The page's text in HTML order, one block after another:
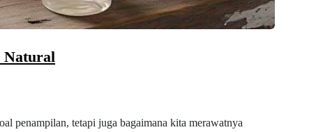
Natural
penampilan, tetapi juga bagaimana kita merawatnya